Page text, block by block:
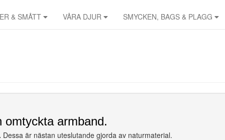
& SMÅTT VÅRA DJUR SMYCKEN, BAGS & PLAGG
omtyckta armband.
Dessa är nästan uteslutande gjorda av naturmaterial.